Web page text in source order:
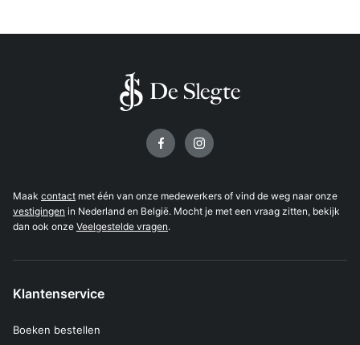
Maak contact met één van onze medewerkers of vind de weg naar onze
vestigingen in Nederland en België. Mocht je met een vraag zitten, bekijk
dan ook onze Veelgestelde vragen.
Klantenservice
Boeken bestellen